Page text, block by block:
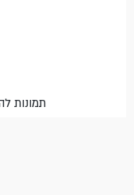
*תמונות